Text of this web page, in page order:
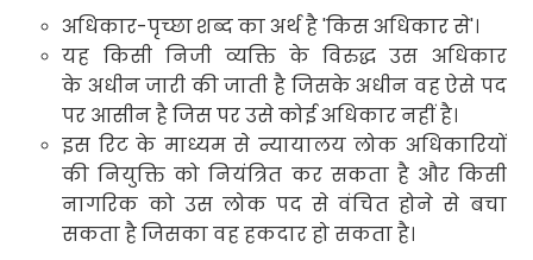
अधिकार-पृच्छाशब्द का अर्थ है'किस अधिकार से'।
यह किसी निजी व्यक्ति के विरुद्ध उस अधिकार
के अधीन जारी की जाती है जिसके अधीन वह ऐसे पद
पर आसीन है जिस पर उसे कोई अधिकार नहीं है।
इस रिट के माध्यम से न्यायालय लोक अधिकारियों
की नियुक्ति को नियंत्रित कर सकता है और किसी
नागरिक को उस लोक पद से वंचित होने से बचा
सकता है जिसका वह हकदार हो सकता है।